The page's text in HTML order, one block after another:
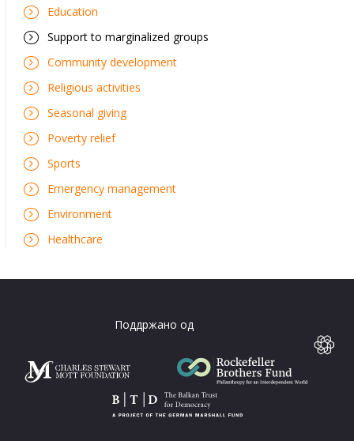
Education
Support to marginalized groups
Community development
Religious activities
Seasonal giving
Poverty relief
Sports
Emergency management
Environment
Healthcare
Поддржано од